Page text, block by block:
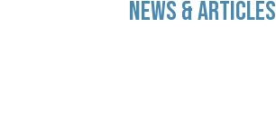
News & Articles